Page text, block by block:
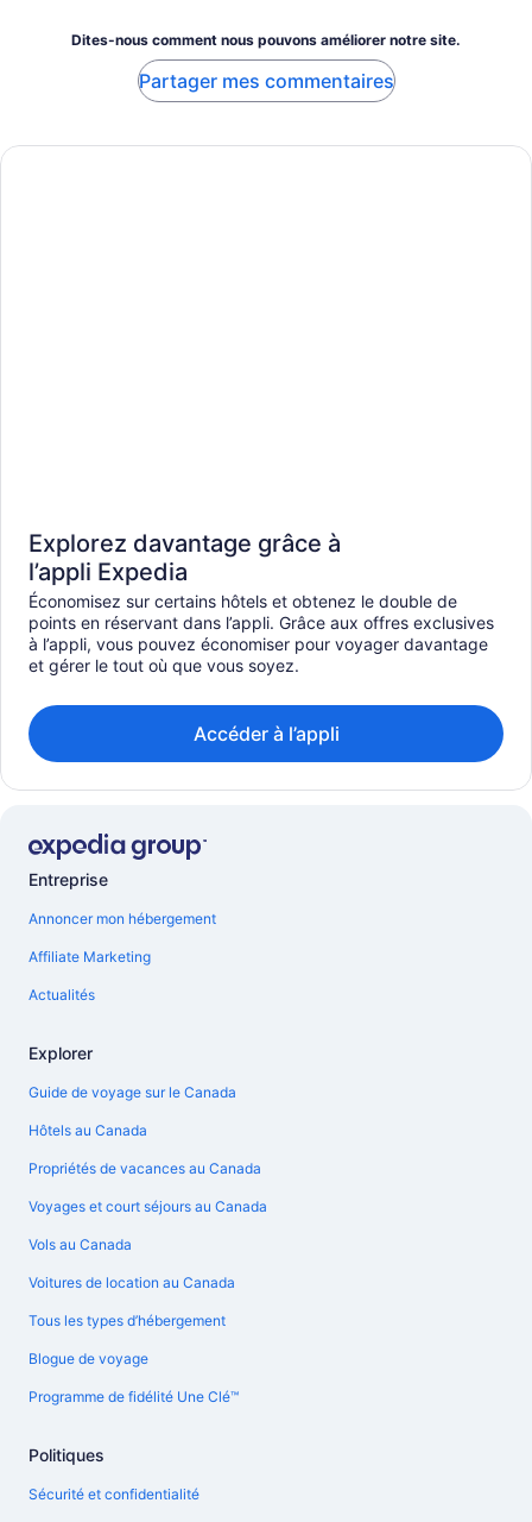
recommended!
Dites-nous comment nous pouvons améliorer notre site.
Partager mes commentaires
Explorez davantage grâce à
l’appli Expedia
Économisez sur certains hôtels et obtenez le double de
points en réservant dans l’appli. Grâce aux offres exclusives
à l’appli, vous pouvez économiser pour voyager davantage
et gérer le tout où que vous soyez.
Accéder à l’appli
Entreprise
Annoncer mon hébergement
Affiliate Marketing
Actualités
Explorer
Guide de voyage sur le Canada
Hôtels au Canada
Propriétés de vacances au Canada
Voyages et court séjours au Canada
Vols au Canada
Voitures de location au Canada
Tous les types d’hébergement
Blogue de voyage
Programme de fidélité Une Clé™
Politiques
Sécurité et confidentialité